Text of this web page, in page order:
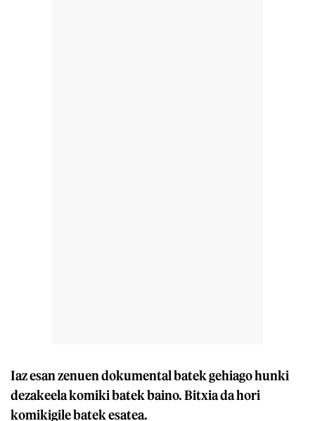
Iaz esan zenuen dokumental batek gehiago hunki
dezakeela komiki batek baino. Bitxia da hori
komikigile batek esatea.